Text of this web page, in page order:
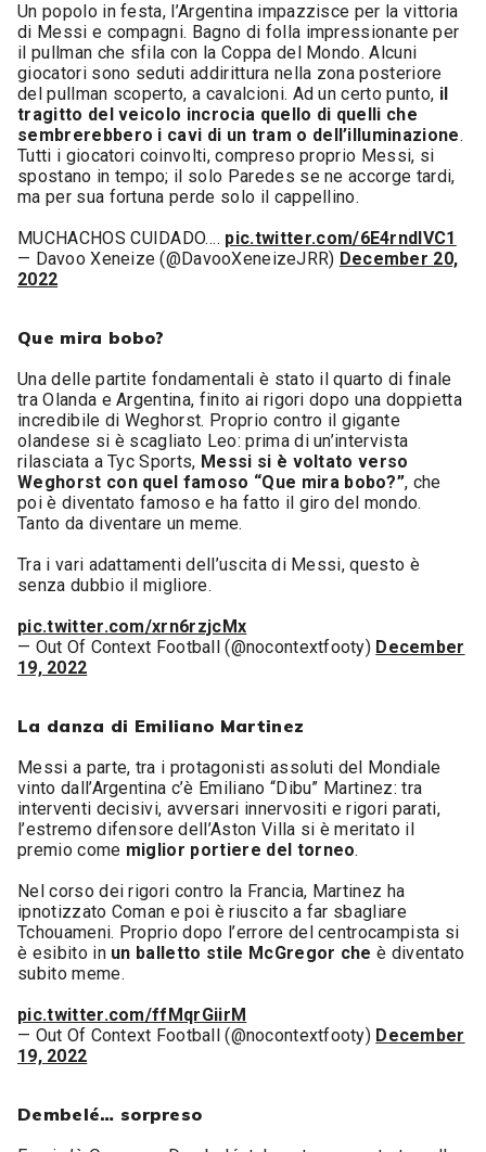
Un popolo in festa, l’Argentina impazzisce per la vittoria
di Messi e compagni. Bagno di folla impressionante per
il pullman che sfila con la Coppa del Mondo. Alcuni
giocatori sono seduti addirittura nella zona posteriore
del pullman scoperto, a cavalcioni. Ad un certo punto, il
tragitto del veicolo incrocia quello di quelli che
sembrerebbero i cavi di un tram o dell’illuminazione.
Tutti i giocatori coinvolti, compreso proprio Messi, si
spostano in tempo; il solo Paredes se ne accorge tardi,
ma per sua fortuna perde solo il cappellino.
MUCHACHOS CUIDADO…. pic.twitter.com/6E4rndIVC1
— Davoo Xeneize (@DavooXeneizeJRR) December 20,
2022
Que mira bobo?
Una delle partite fondamentali è stato il quarto di finale
tra Olanda e Argentina, finito ai rigori dopo una doppietta
incredibile di Weghorst. Proprio contro il gigante
olandese si è scagliato Leo: prima di un’intervista
rilasciata a Tyc Sports, Messi si è voltato verso
Weghorst con quel famoso “Que mira bobo?”, che
poi è diventato famoso e ha fatto il giro del mondo.
Tanto da diventare un meme.
Tra i vari adattamenti dell’uscita di Messi, questo è
senza dubbio il migliore.
pic.twitter.com/xrn6rzjcMx
— Out Of Context Football (@nocontextfooty) December
19, 2022
La danza di Emiliano Martinez
Messi a parte, tra i protagonisti assoluti del Mondiale
vinto dall’Argentina c’è Emiliano “Dibu” Martinez: tra
interventi decisivi, avversari innervositi e rigori parati,
l’estremo difensore dell’Aston Villa si è meritato il
premio come miglior portiere del torneo.
Nel corso dei rigori contro la Francia, Martinez ha
ipnotizzato Coman e poi è riuscito a far sbagliare
Tchouameni. Proprio dopo l’errore del centrocampista si
è esibito in un balletto stile McGregor che è diventato
subito meme.
pic.twitter.com/ffMqrGiirM
— Out Of Context Football (@nocontextfooty) December
19, 2022
Dembelé… sorpreso